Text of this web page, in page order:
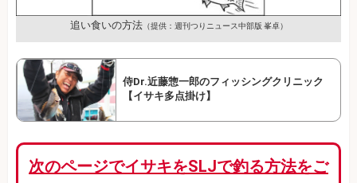
追い食いの方法（提供：週刊つりニュース中部版 峯卓）
侍Dr.近藤惣一郎のフィッシングクリニック
【イサキ多点掛け】
次のページでイサキをSLJで釣る方法をご